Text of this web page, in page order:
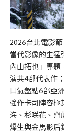
2026台北電影
當代影像的生猛
內山拓也」專題
演共4部代表作
口氣盤點6部亞
強作卡司陣容極
海、杉咲花、齊
𤒹生與金馬影后